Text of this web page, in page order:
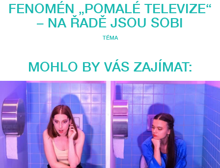
FENOMÉN „POMALÉ TELEVIZE“
– NA ŘADĚ JSOU SOBI
TÉMA
MOHLO BY VÁS ZAJÍMAT: